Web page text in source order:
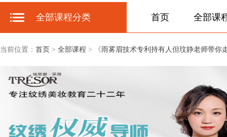
全部课程分类 首页 全部课
当前位置： 首页 > 全部课程 > 《雨雾眉技术专利持有人但玟静老师带你